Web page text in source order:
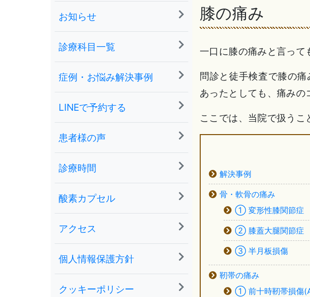
膝の痛み
一口に膝の痛みと言って
問診と徒手検査で膝の
あったとしても、痛みの
ここでは、当院で扱うこ
解決事例
骨・軟骨の痛み
① 変形性膝関節症
② 膝蓋大腿関節症
③ 半月板損傷
靭帯の痛み
① 前十時靭帯損傷
お知らせ
診療科目一覧
症例・お悩み解決事例
LINEで予約する
患者様の声
診療時間
酸素カプセル
アクセス
個人情報保護方針
クッキーポリシー